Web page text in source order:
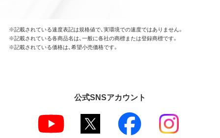
す。
第4条 保証
弊社は、データの消失、業務の中断、逸失利益、精神的
損害等を含め、本ソフトウェアの使用または使用不能
に起因する直接的、間接的、特別、偶発的、結果的、そ
※記載されている速度表記は規格値で、実環境での速度ではありません。
※記載されている各商品名は、一般に各社の商標または登録商標です。
※記載されている価格は、希望小売価格です。
公式SNSアカウント